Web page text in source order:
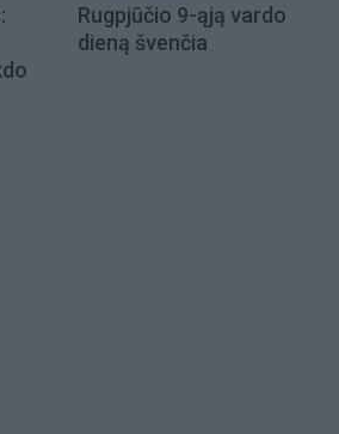
Rugpjūčio 9-ąją vardo
dieną švenčia